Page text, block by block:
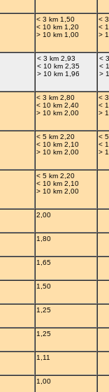
< 3 km 1,50
< 10 km 1,20
> 10 km 1,00
<
<
>
< 3 km 2,93
< 10 km 2,35
> 10 km 1,96
<
<
>
< 3 km 2,80
< 10 km 2,40
> 10 km 2,00
<
<
>
< 5 km 2,20
< 10 km 2,10
> 10 km 2,00
<
<
>
< 5 km 2,20
< 10 km 2,10
> 10 km 2,00
2,00
1,80
1,65
1,50
1,25
1,25
1,11
1,00